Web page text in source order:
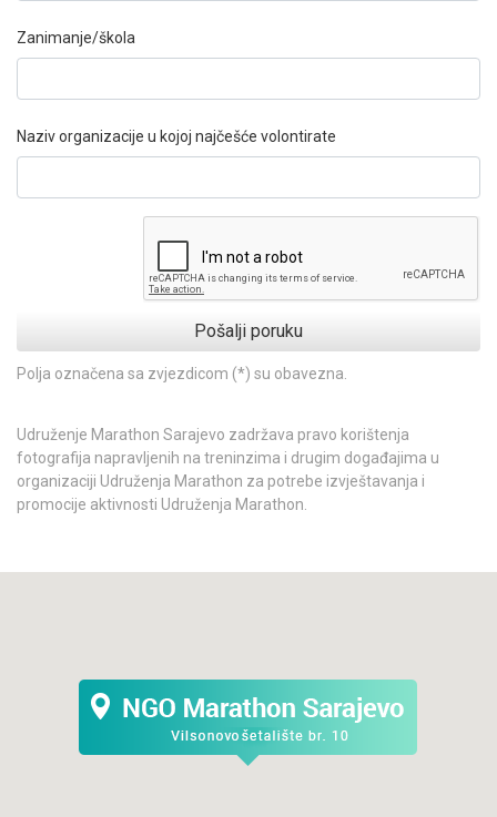
Zanimanje/škola
Naziv organizacije u kojoj najčešće volontirate
Pošalji poruku
Polja označena sa zvjezdicom (*) su obavezna.
Udruženje Marathon Sarajevo zadržava pravo korištenja
fotografija napravljenih na treninzima i drugim događajima u
organizaciji Udruženja Marathon za potrebe izvještavanja i
promocije aktivnosti Udruženja Marathon.